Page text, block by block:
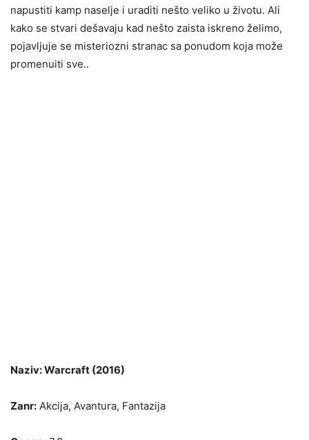
napustiti kamp naselje i uraditi nešto veliko u životu. Ali
kako se stvari dešavaju kad nešto zaista iskreno želimo,
pojavljuje se misteriozni stranac sa ponudom koja može
promenuiti sve..
Naziv: Warcraft (2016)
Zanr: Akcija, Avantura, Fantazija